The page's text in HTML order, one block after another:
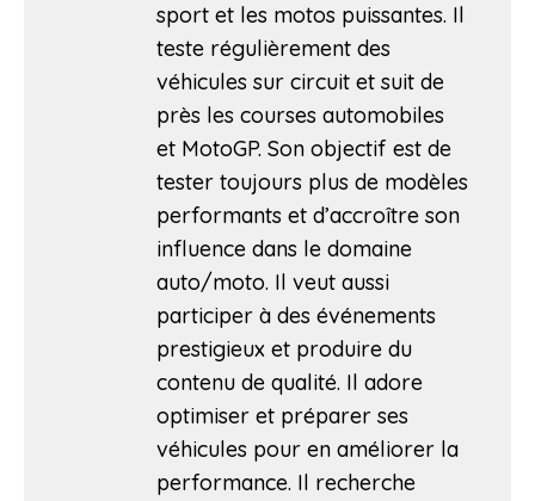
sport et les motos puissantes. Il
teste régulièrement des
véhicules sur circuit et suit de
près les courses automobiles
et MotoGP. Son objectif est de
tester toujours plus de modèles
performants et d’accroître son
influence dans le domaine
auto/moto. Il veut aussi
participer à des événements
prestigieux et produire du
contenu de qualité. Il adore
optimiser et préparer ses
véhicules pour en améliorer la
performance. Il recherche